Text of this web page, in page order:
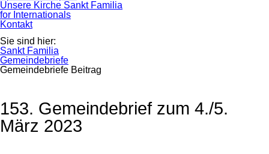
Unsere Kirche Sankt Familia
for Internationals
Kontakt
Sie sind hier:
Sankt Familia
Gemeindebriefe
Gemeindebriefe Beitrag
153. Gemeindebrief zum 4./5.
März 2023